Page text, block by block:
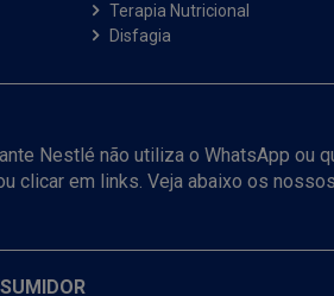
Terapia Nutricional
Disfagia
Nestlé não utiliza o WhatsApp ou
clicar em links. Veja abaixo os